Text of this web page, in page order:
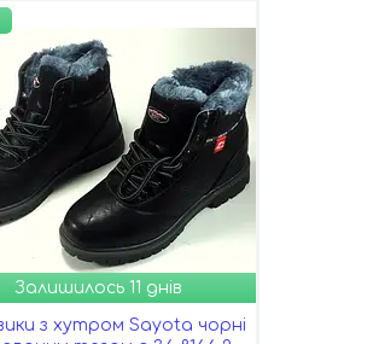
Залишилось 11 днів
з хутром Sayota чорні